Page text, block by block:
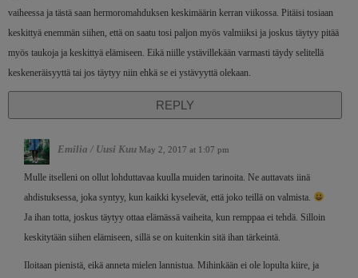
vaiheessa ja tästä saan hermoromahduksen keskimäärin kerran viikossa. Pitäisi tosiaan
keskittyä enemmän siihen, että on saatu tosi paljon myös valmiiksi ja joskus täytyy pitää
myös taukoja ja keskittyä elämiseen. Eikä niille ystävillekään varmasti täydy selitellä
keskeneräisyyttä tai jos täytyy niin ehkä se ei ystävyyttä olekaan.
REPLY
Emilia / Uusi Kuu May 2, 2017 at 1:07 pm
Mulle itselleni on ollut lohduttavaa kuulla muiden tarinoita. Ne auttavats iinä
ahdistuksessa, joka syntyy, kun kaikki kyselevät, että joko teillä on valmista.
Ja ihan totta, joskus täytyy ottaa elämässä vaiheita, kun remppaa ei tehdä. Silloin
keskitytään siihen elämiseen, sillä se on kuitenkin sitä ihan tärkeintä.
Iloitaan pienistä, eikä anneta mielen lannistua. Mihinkään ei ole lopulta kiire, ja